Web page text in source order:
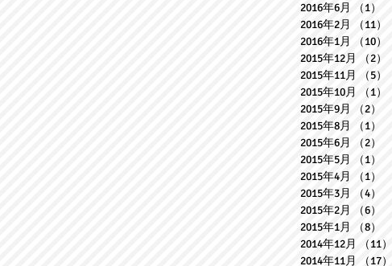
2016年6月
（1）
2016年2月
（11）
2016年1月
（10）
2015年12月
（2）
2015年11月
（5）
2015年10月
（1）
2015年9月
（2）
2015年8月
（1）
2015年6月
（2）
2015年5月
（1）
2015年4月
（1）
2015年3月
（4）
2015年2月
（6）
2015年1月
（8）
2014年12月
（11）
2014年11月
（17）